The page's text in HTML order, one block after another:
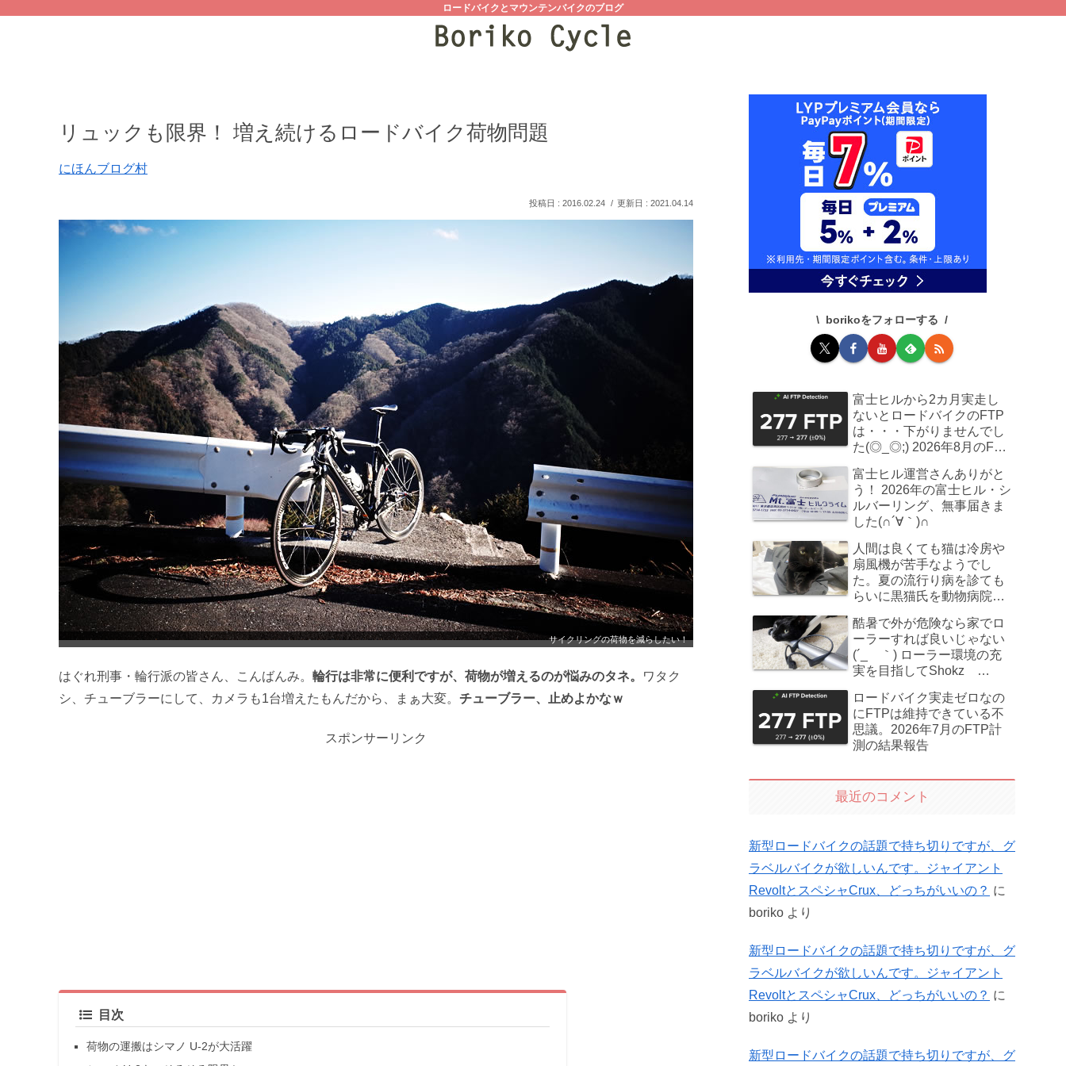
ロードバイクとマウンテンバイクのブログ
リュックも限界！ 増え続けるロードバイク荷物問題
にほんブログ村
2016.02.24 2021.04.14
サイクリングの荷物を減らしたい！
はぐれ刑事・輪行派の皆さん、こんばんみ。 輪行は非常に便利ですが、荷物が増えるのが悩みのタネ。
ワタク
シ、チューブラーにして、カメラも1台増えたもんだから、まぁ大変。 チューブラー、止めよかなｗ
スポンサーリンク
目次
荷物の運搬はシマノ U-2が大活躍
borikoをフォローする
富士ヒルから2カ月実走し
ないとロードバイクのFTP
は・・・下がりませんでし
た(◎_◎;) 2026年8月のFTP
富士ヒル運営さんありがと
う！ 2026年の富士ヒル・シ
ルバーリング、無事届きま
した(∩´∀｀)∩
人間は良くても猫は冷房や
扇風機が苦手なようでし
た。夏の流行り病を診ても
らいに黒猫氏を動物病院へ
酷暑で外が危険なら家でロ
ーラーすれば良いじゃない
(´_ゝ｀) ローラー環境の充
実を目指してShokz
た
ロードバイク実走ゼロなの
にFTPは維持できている不
思議。2026年7月のFTP計
測の結果報告
最近のコメント
新型ロードバイクの話題で持ち切りですが、グ
ラベルバイクが欲しいんです。ジャイアント
RevoltとスペシャCrux、どっちがいいの？ に
boriko より
新型ロードバイクの話題で持ち切りですが、グ
ラベルバイクが欲しいんです。ジャイアント
RevoltとスペシャCrux、どっちがいいの？ に
boriko より
新型ロードバイクの話題で持ち切りですが、グ